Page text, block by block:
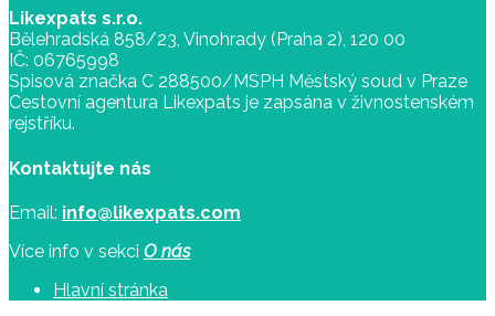
Likexpats s.r.o.
Bělehradská 858/23, Vinohrady (Praha 2), 120 00
IČ: 06765998
Spisová značka C 288500/MSPH Městský soud v Praze
Cestovní agentura Likexpats je zapsána v živnostenském
rejstříku.
Kontaktujte nás
Email: info@likexpats.com
Více info v sekci O nás
Hlavní stránka